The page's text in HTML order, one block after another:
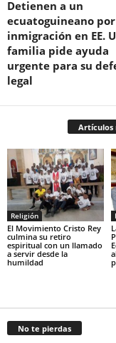
Detienen a un
ecuatoguineano por
inmigración en EE.
familia pide ayuda
urgente para su
legal
Artículos
Religión
El Movimiento Cristo Rey
culmina su retiro
espiritual con un llamado
a servir desde la
humildad
No te pierdas